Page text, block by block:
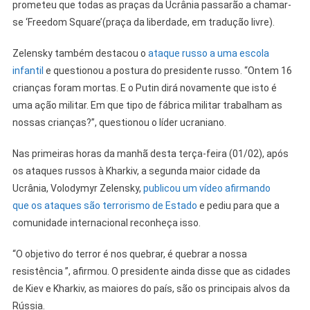
prometeu que todas as praças da Ucrânia passarão a chamar-
se ‘Freedom Square’(praça da liberdade, em tradução livre).
Zelensky também destacou o ataque russo a uma escola
infantil e questionou a postura do presidente russo. “Ontem 16
crianças foram mortas. E o Putin dirá novamente que isto é
uma ação militar. Em que tipo de fábrica militar trabalham as
nossas crianças?”, questionou o líder ucraniano.
Nas primeiras horas da manhã desta terça-feira (01/02), após
os ataques russos à Kharkiv, a segunda maior cidade da
Ucrânia, Volodymyr Zelensky, publicou um vídeo afirmando
que os ataques são terrorismo de Estado e pediu para que a
comunidade internacional reconheça isso.
“O objetivo do terror é nos quebrar, é quebrar a nossa
resistência ”, afirmou. O presidente ainda disse que as cidades
de Kiev e Kharkiv, as maiores do país, são os principais alvos da
Rússia.